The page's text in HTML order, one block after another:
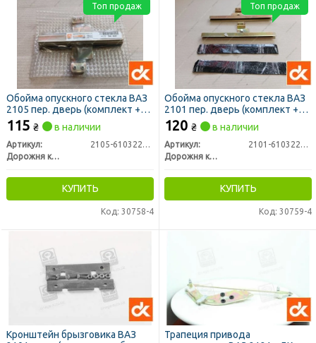
Обойма опускного стекла ВАЗ
2105 пер. дверь (комплект +
резина) (ДК)
115 ₴ в наличии
Артикул:
2105-6103220/21
Дорожня карта
КУПИТЬ
Код: 30758-4
Топ продаж
Обойма опускного стекла ВАЗ
2101 пер. дверь (комплект +
резина) <ДК>
120 ₴ в наличии
Артикул:
2101-6103220/21
Дорожня карта
КУПИТЬ
Код: 30759-4
Топ продаж
Кронштейн брызговика ВАЗ
Трапеция привода